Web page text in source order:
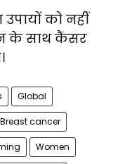
को नहीं
के साथ कैंसर
Global
Breast cancer
Women